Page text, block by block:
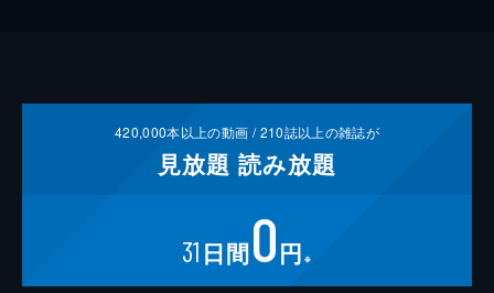
420,000本以上の動画 /210誌以上の雑誌が
見放題 読み放題
31 日間0円 ※